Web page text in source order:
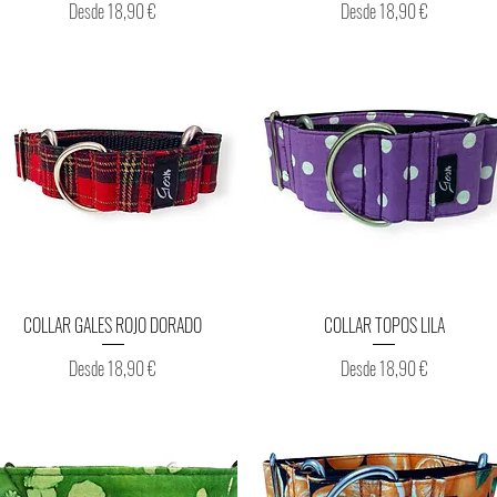
Desde18,90 €
Precio de oferta Desde18,90 €
Precio de oferta
Vista rápida
COLLAR GALES ROJO DORADO
Desde18,90 €
Precio de oferta
Vista rápida
COLLAR TOPOS LILA
Desde18,90 €
Precio de oferta